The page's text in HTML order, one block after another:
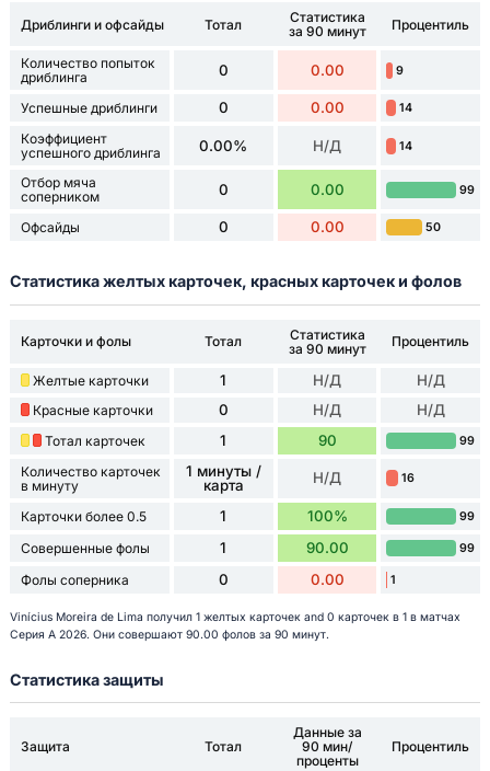
Дриблинги и офсайды Тотал
Статистика
за 90 минут
Процентиль
Количество попыток
дриблинга
0 0.00 9
Успешные дриблинги 0 0.00 14
Коэффициент
успешного дриблинга
0.00% Н/Д 14
Отбор мяча
соперником
0 0.00 99
Офсайды 0 0.00 50
Статистика желтых карточек, красных карточек и фолов
Карточки и фолы Тотал
Статистика
за 90 минут
Процентиль
Желтые карточки 1 Н/Д Н/Д
Красные карточки 0 Н/Д Н/Д
Тотал карточек 1 90 99
Количество карточек
в минуту
1 минуты /
карта
Н/Д 16
Карточки более 0.5 1 100% 99
Совершенные фолы 1 90.00 99
Фолы соперника 0 0.00 1
Vinícius Moreira de Lima получил 1 желтых карточек and 0 карточек в 1 в матчах
Серия А 2026. Они совершают 90.00 фолов за 90 минут.
Статистика защиты
Защита Тотал
Данные за
90 мин/
проценты
Процентиль